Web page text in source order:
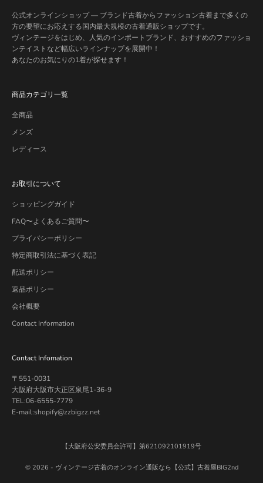
公式オンラインショップ — ブランド古着からファッション古着まで多くの
方の要望にお応えする国内最大規模の古着通販ショップです。
ヴィンテージをはじめ、人気のインポートブランド、おすすめのファッショ
ンテイストなど幅広いラインナップを展開中！
あなたのお気にりの1着が探せます！
商品カテゴリ一覧
全商品
メンズ
レディース
お取引について
ショッピングガイド
FAQ〜よくあるご質問〜
プライバシーポリシー
特定商取引法に基づく表記
配送ポリシー
返品ポリシー
会社概要
Contact Information
Contact Infomation
〒551-0031
大阪府大阪市大正区泉尾1-36-9
TEL:06-6555-7779
E-mail:shopify@zzbigzz.net
【大阪府公安委員会許可】第621092101919号
© 2026 - ヴィンテージ古着のオンライン通販なら【公式】古着屋BIG2nd